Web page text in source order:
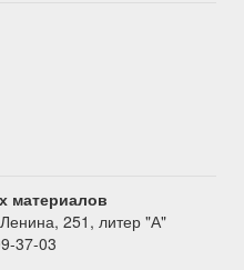
материалов
251, литер "А"
37-03